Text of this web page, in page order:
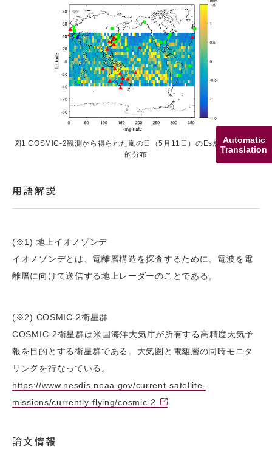
Automatic
Translation
図1 COSMIC-2観測から得られた嵐の日（5月11日）のEs層擾乱の地理
的分布
用語解説
(※1) 地上イオノゾンデ
イオノゾンデとは、電離層構造を探査するために、電波を電
離層に向けて送信する地上レーダーのことである。
(※2) COSMIC-2衛星群
COSMIC-2衛星群は米国海洋大気庁が所有する高精度天気予
報を目的とする衛星群である。大気圏と電離層の同時モニタ
リングを行なっている。
https://www.nesdis.noaa.gov/current-satellite-
missions/currently-flying/cosmic-2
論文情報